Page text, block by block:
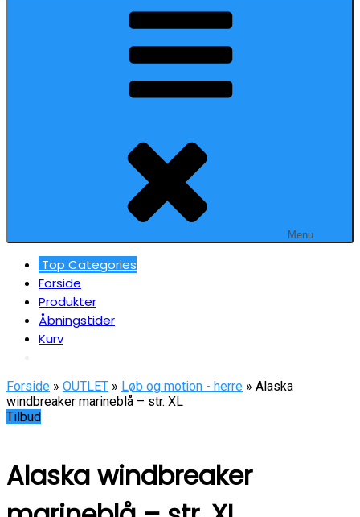
Menu
Top Categories
Forside
Produkter
Åbningstider
Kurv
Forside » OUTLET » Løb og motion - herre » Alaska
windbreaker marineblå – str. XL
Tilbud
Alaska windbreaker